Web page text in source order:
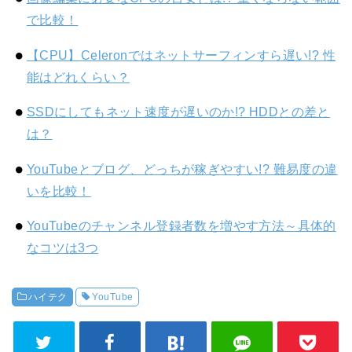
で比較！
【CPU】Celeronではネットサーフィンすら遅い!? 性
能はどれくらい？
SSDにしてもネット速度が遅いのか!? HDDとの差と
は？
YouTubeとブログ、どっちが稼ぎやすい!? 難易度の違
いを比較！
YouTubeのチャンネル登録者数を増やす方法～具体的
なコツは3つ
ハイテク YouTube